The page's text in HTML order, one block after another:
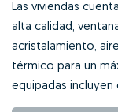
Las viviendas
alta calidad,
acristalamiento,
térmico para un
equipadas